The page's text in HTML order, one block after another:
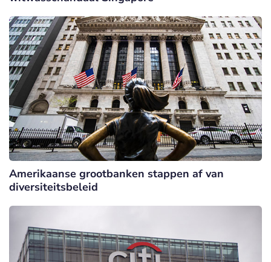
Amerikaanse grootbanken stappen af van
diversiteitsbeleid